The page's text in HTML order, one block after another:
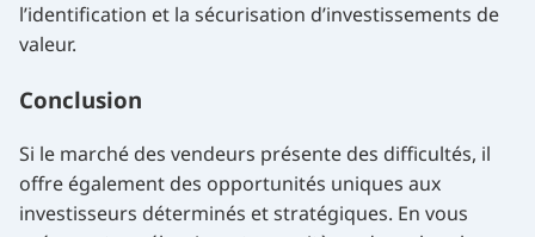
l’identification et la sécurisation d’investissements de
valeur.
Conclusion
Si le marché des vendeurs présente des difficultés, il
offre également des opportunités uniques aux
investisseurs déterminés et stratégiques. En vous